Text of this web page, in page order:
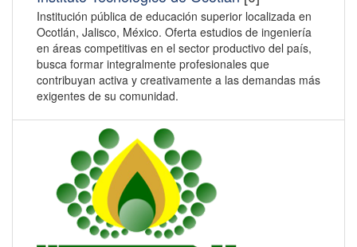
Institución pública de educación superior localizada en
Ocotlán, Jalisco, México. Oferta estudios de ingeniería
en áreas competitivas en el sector productivo del país,
busca formar integralmente profesionales que
contribuyan activa y creativamente a las demandas más
exigentes de su comunidad.